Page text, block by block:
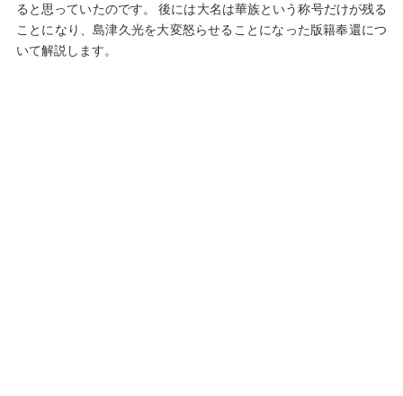
ると思っていたのです。 後には大名は華族という称号だけが残る
ことになり、島津久光を大変怒らせることになった版籍奉還につ
いて解説します。